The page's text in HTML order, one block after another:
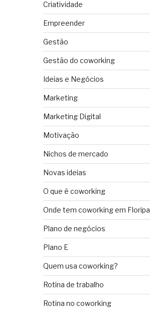
Criatividade
Empreender
Gestão
Gestão do coworking
Ideias e Negócios
Marketing
Marketing Digital
Motivação
Nichos de mercado
Novas ideias
O que é coworking
Onde tem coworking em Floripa
Plano de negócios
Plano E
Quem usa coworking?
Rotina de trabalho
Rotina no coworking